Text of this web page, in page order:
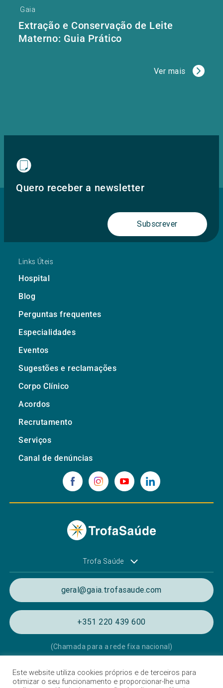
Gaia
Extração e Conservação de Leite
Materno: Guia Prático
Ver mais
Quero receber a newsletter
Subscrever
Links Úteis
Hospital
Blog
Perguntas frequentes
Especialidades
Eventos
Sugestões e reclamações
Corpo Clínico
Acordos
Recrutamento
Serviços
Canal de denúncias
Trofa Saúde
geral@gaia.trofasaude.com
+351 220 439 600
(Chamada para a rede fixa nacional)
Política de Privacidade e de Cookies
Este website utiliza cookies próprios e de terceiros para
otimizar o seu funcionamento e proporcionar-lhe uma